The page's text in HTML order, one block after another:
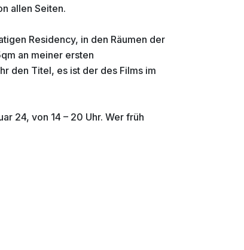
allen Seiten.
Residency, in den Räumen der
an meiner ersten
den Titel, es ist der des Films im
24, von 14 – 20 Uhr. Wer früh